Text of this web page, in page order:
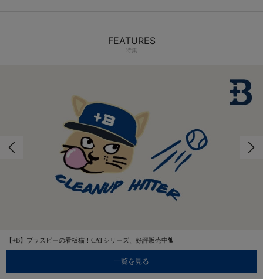
FEATURES
特集
【+B】プラスビーの看板猫！CATシリーズ、好評販売中🐈
一覧を見る